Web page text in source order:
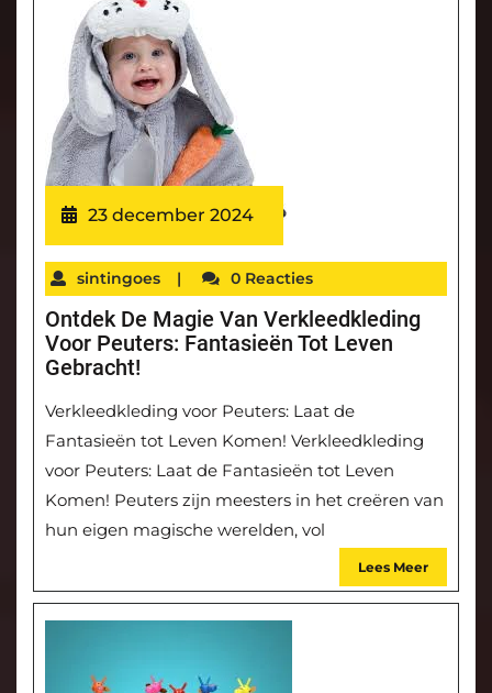
23 december 2024
sintingoes | 0 Reacties
Ontdek De Magie Van Verkleedkleding
Voor Peuters: Fantasieën Tot Leven
Gebracht!
Verkleedkleding voor Peuters: Laat de
Fantasieën tot Leven Komen! Verkleedkleding
voor Peuters: Laat de Fantasieën tot Leven
Komen! Peuters zijn meesters in het creëren van
hun eigen magische werelden, vol
Lees Meer